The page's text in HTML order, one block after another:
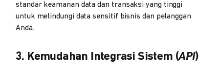
standar keamanan data dan transaksi yang tinggi
untuk melindungi data sensitif bisnis dan pelanggan
Anda.
3. Kemudahan Integrasi Sistem (API)